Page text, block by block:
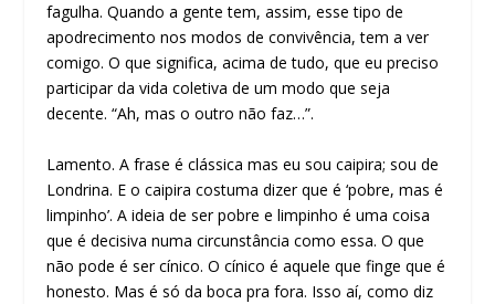
fagulha. Quando a gente tem, assim, esse tipo de
apodrecimento nos modos de convivência, tem a ver
comigo. O que significa, acima de tudo, que eu preciso
participar da vida coletiva de um modo que seja
decente. “Ah, mas o outro não faz…”.
Lamento. A frase é clássica mas eu sou caipira; sou de
Londrina. E o caipira costuma dizer que é ‘pobre, mas é
limpinho’. A ideia de ser pobre e limpinho é uma coisa
que é decisiva numa circunstância como essa. O que
não pode é ser cínico. O cínico é aquele que finge que é
honesto. Mas é só da boca pra fora. Isso aí, como diz